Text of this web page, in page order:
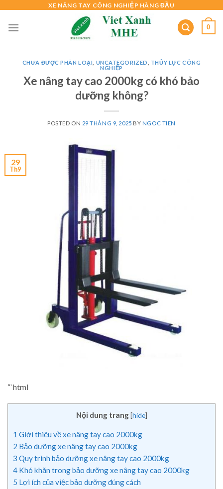
content
XE NÂNG TAY CÔNG NGHIỆP HÀNG ĐẦU
0
CHƯA ĐƯỢC PHÂN LOẠI UNCATEGORIZED
THỦY LỰC CÔNG
NGHIỆP
Xe nâng tay cao 2000kg có khó bảo
dưỡng không?
POSTED ON 29 THÁNG 9, 2025 BY NGOC TIEN
29
Th9
“`html
Nội dung trang [hide]
1 Giới thiệu về xe nâng tay cao 2000kg
2 Bảo dưỡng xe nâng tay cao 2000kg
3 Quy trình bảo dưỡng xe nâng tay cao 2000kg
4 Khó khăn trong bảo dưỡng xe nâng tay cao 2000kg
5 Lợi ích của việc bảo dưỡng đúng cách